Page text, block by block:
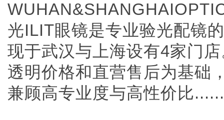
光ILIT眼镜是专业验光配镜
现于武汉与上海设有4家门
透明价格和直营售后为基础
兼顾高专业度与高性价比......